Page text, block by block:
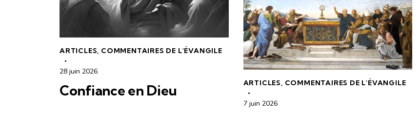
ARTICLES, COMMENTAIRES DE L'ÉVANGILE
28 juin 2026
Confiance en Dieu ARTICLES, COMMENTAIRES DE L'ÉVANGILE
7 juin 2026